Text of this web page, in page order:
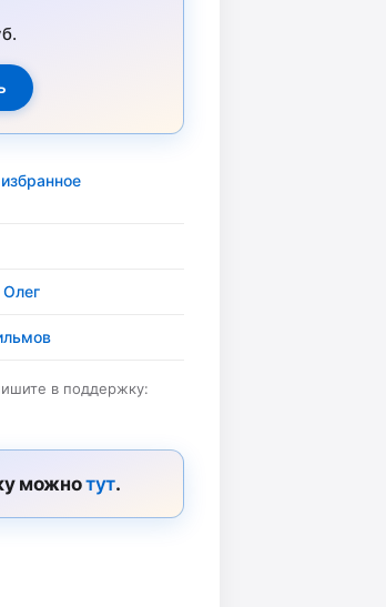
в поддержку:
можнотут.